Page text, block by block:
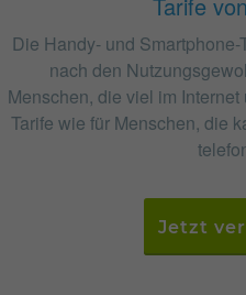
Die Handy- und
nach den
Menschen, die viel im
Tarife wie für Menschen, die
Jetzt